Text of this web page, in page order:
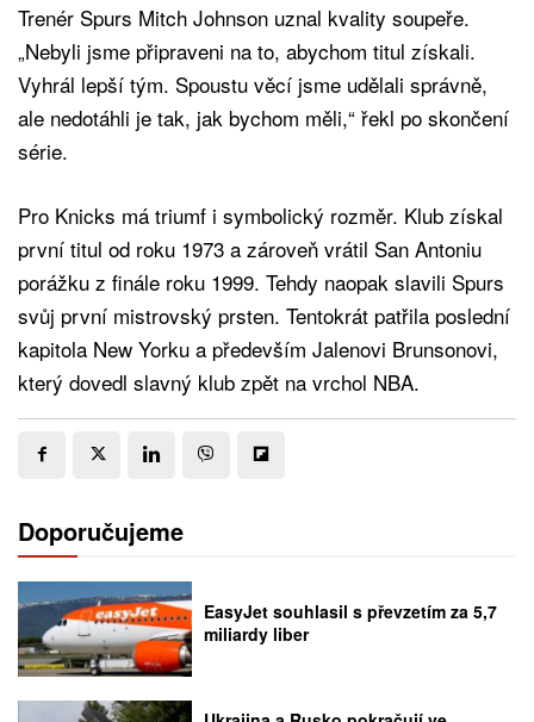
Trenér Spurs Mitch Johnson uznal kvality soupeře.
„Nebyli jsme připraveni na to, abychom titul získali.
Vyhrál lepší tým. Spoustu věcí jsme udělali správně,
ale nedotáhli je tak, jak bychom měli,“ řekl po skončení
série.
Pro Knicks má triumf i symbolický rozměr. Klub získal
první titul od roku 1973 a zároveň vrátil San Antoniu
porážku z finále roku 1999. Tehdy naopak slavili Spurs
svůj první mistrovský prsten. Tentokrát patřila poslední
kapitola New Yorku a především Jalenovi Brunsonovi,
který dovedl slavný klub zpět na vrchol NBA.
Doporučujeme
EasyJet souhlasil s převzetím za 5,7
miliardy liber